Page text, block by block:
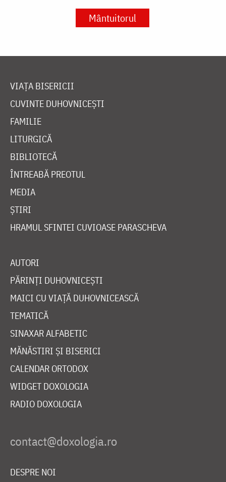
Mântuitorul
VIAȚA BISERICII
CUVINTE DUHOVNICEȘTI
FAMILIE
LITURGICĂ
BIBLIOTECĂ
ÎNTREABĂ PREOTUL
MEDIA
ȘTIRI
HRAMUL SFINTEI CUVIOASE PARASCHEVA
AUTORI
PĂRINȚI DUHOVNICEȘTI
MAICI CU VIAȚĂ DUHOVNICEASCĂ
TEMATICĂ
SINAXAR ALFABETIC
MĂNĂSTIRI ȘI BISERICI
CALENDAR ORTODOX
WIDGET DOXOLOGIA
RADIO DOXOLOGIA
DESPRE NOI